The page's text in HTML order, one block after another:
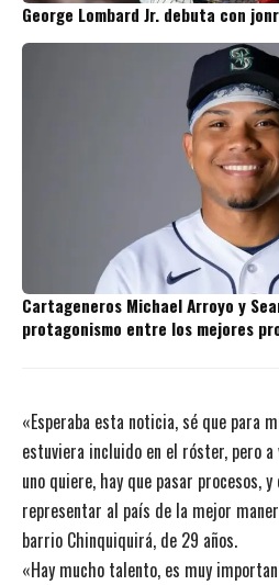
George Lombard Jr. debuta con
Cartageneros Michael Arroyo y
protagonismo entre los mejores
«Esperaba esta noticia, sé que para
estuviera incluido en el róster, pero a
uno quiere, hay que pasar procesos,
representar al país de la mejor
barrio Chinquiquirá, de 29 años.
«Hay mucho talento, es muy